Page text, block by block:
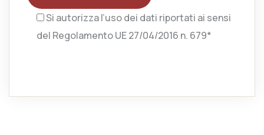
Si autorizza l’uso dei dati riportati ai sensi
del Regolamento UE 27/04/2016 n. 679*